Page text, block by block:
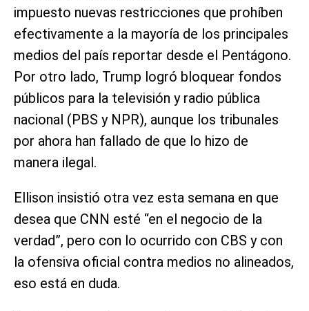
impuesto nuevas restricciones que prohíben
efectivamente a la mayoría de los principales
medios del país reportar desde el Pentágono.
Por otro lado, Trump logró bloquear fondos
públicos para la televisión y radio pública
nacional (PBS y NPR), aunque los tribunales
por ahora han fallado de que lo hizo de
manera ilegal.
Ellison insistió otra vez esta semana en que
desea que CNN esté “en el negocio de la
verdad”, pero con lo ocurrido con CBS y con
la ofensiva oficial contra medios no alineados,
eso está en duda.